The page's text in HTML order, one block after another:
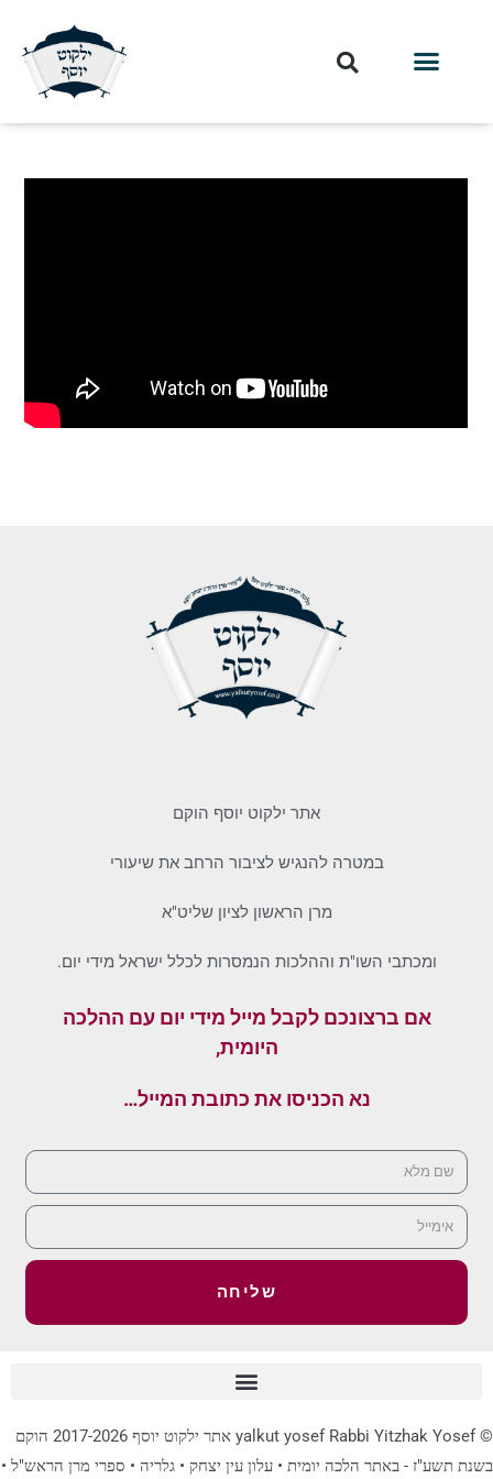
אתר ילקוט יוסף הוקם
במטרה להנגיש לציבור הרחב את שיעורי
מרן הראשון לציון שליט"א
ומכתבי השו"ת וההלכות הנמסרות לכלל ישראל מידי יום.
אם ברצונכם לקבל מייל מידי יום עם ההלכה
היומית,
נא הכניסו את כתובת המייל…
שליחה
© yalkut yosef Rabbi Yitzhak Yosef אתר ילקוט יוסף 2017-2026 הוקם
בשנת תשע"ז - באתר הלכה יומית • עלון עין יצחק • גלריה • ספרי מרן הראש"ל •